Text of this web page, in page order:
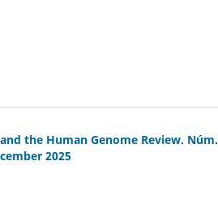
the Human Genome Review. Núm.
2025